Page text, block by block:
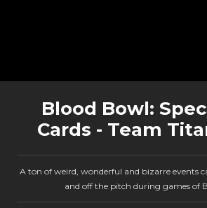
Blood Bowl:
Cards - Team
A ton of weird, wonderful and bizarre events
and off the pitch during games of